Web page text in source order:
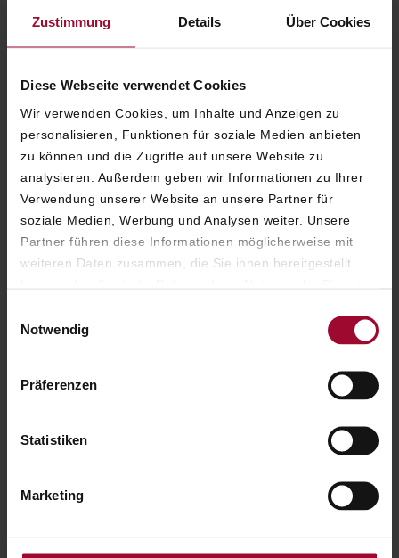
Zustimmung Details Über Cookies
Diese Webseite verwendet Cookies
Wir verwenden Cookies, um Inhalte und Anzeigen zu
personalisieren, Funktionen für soziale Medien anbieten
zu können und die Zugriffe auf unsere Website zu
analysieren. Außerdem geben wir Informationen zu Ihrer
Verwendung unserer Website an unsere Partner für
soziale Medien, Werbung und Analysen weiter. Unsere
Partner führen diese Informationen möglicherweise mit
weiteren Daten zusammen, die Sie ihnen bereitgestellt
unsererDatenschutzerklärung
Notwendig
Präferenzen
Statistiken
Marketing
ROOMSERVICE PET’S MENU
Beim Sacher Roomservice gibt es nicht nur
Gäste, sondern auch für ihre vierbeinigen